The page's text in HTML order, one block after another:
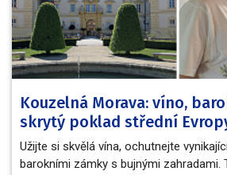
Kouzelná Morava: víno,
skrytý poklad střední
Užijte si skvělá vína, ochutnejte
barokními zámky s bujnými zahradami.